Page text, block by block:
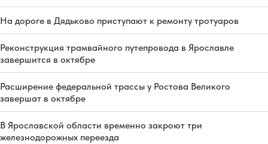
На дороге в Дядьково приступают к ремонту тротуаров
Реконструкция трамвайного путепровода в Ярославле
завершится в октябре
Расширение федеральной трассы у Ростова Великого
завершат в октябре
В Ярославской области временно закроют три
железнодорожных переезда